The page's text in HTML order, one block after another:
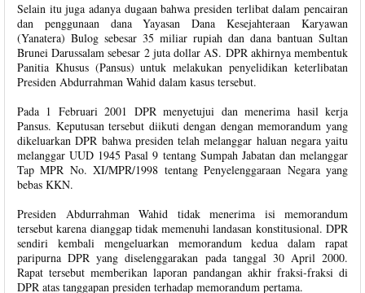
Selain itu juga adanya dugaan bahwa presiden terlibat dalam pencairan
dan penggunaan dana Yayasan Dana Kesejahteraan Karyawan
(Yanatera) Bulog sebesar 35 miliar rupiah dan dana bantuan Sultan
Brunei Darussalam sebesar 2 juta dollar AS. DPR akhirnya membentuk
Panitia Khusus (Pansus) untuk melakukan penyelidikan keterlibatan
Presiden Abdurrahman Wahid dalam kasus tersebut.
Pada 1 Februari 2001 DPR menyetujui dan menerima hasil kerja
Pansus. Keputusan tersebut diikuti dengan dengan memorandum yang
dikeluarkan DPR bahwa presiden telah melanggar haluan negara yaitu
melanggar UUD 1945 Pasal 9 tentang Sumpah Jabatan dan melanggar
Tap MPR No. XI/MPR/1998 tentang Penyelenggaraan Negara yang
bebas KKN.
Presiden Abdurrahman Wahid tidak menerima isi memorandum
tersebut karena dianggap tidak memenuhi landasan konstitusional. DPR
sendiri kembali mengeluarkan memorandum kedua dalam rapat
paripurna DPR yang diselenggarakan pada tanggal 30 April 2000.
Rapat tersebut memberikan laporan pandangan akhir fraksi-fraksi di
DPR atas tanggapan presiden terhadap memorandum pertama.